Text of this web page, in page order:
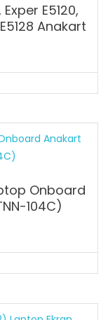
E5120,
Anakart
Onboard
104C)